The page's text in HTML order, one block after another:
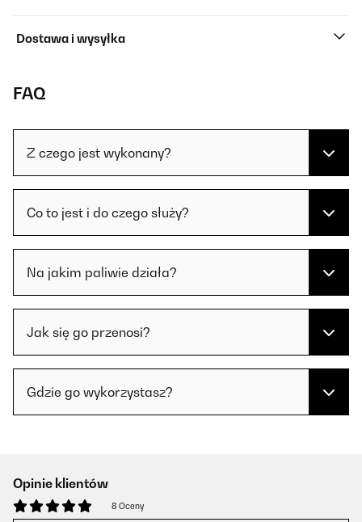
Dostawa i wysyłka
FAQ
Z czego jest wykonany?
Co to jest i do czego służy?
Na jakim paliwie działa?
Jak się go przenosi?
Gdzie go wykorzystasz?
Opinie klientów
8 Oceny